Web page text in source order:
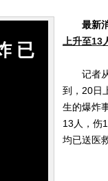
已
最新
上升至13
记者从
到，20日
生的爆炸
13人，伤
均已送医